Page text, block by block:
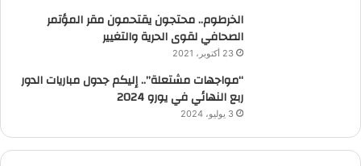
الخرطوم.. محتجون يقتحمون مقر المؤتمر
الصحافي لقوى الحرية والتغيير
23 أكتوبر، 2021
“مواجهات مشتعلة”.. إليكم جدول مباريات الدور
ربع النهائي في يورو 2024
3 يوليو، 2024